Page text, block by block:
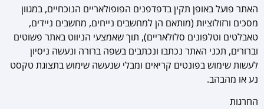
האתר פועל באופן תקין בדפדפנים הפופולאריים הנוכחיים, במגוון
מסכים ורזולוציות (מותאם הן למחשבים נייחים, מחשבים ניידים,
טאבלטים וטלפונים סלולאריים), תוך שאמצעי הניווט באתר פשוטים
וברורים, תכני האתר נכתבו ונכתבים בשפה ברורה ונעשה ניסיון
לעשות שימוש בפונטים קריאים ומבלי שנעשה שימוש בתצוגת טקסט
נע או מהבהב.
החרגות